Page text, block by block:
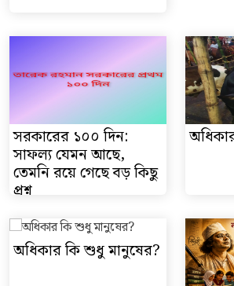
সরকারের ১০০ দিন:
সাফল্য যেমন আছে,
তেমনি রয়ে গেছে বড় কিছু
প্রশ্ন
অধিকার কি শুধু মানুষের?